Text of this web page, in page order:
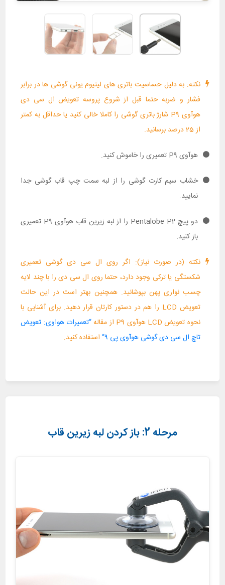
نکته: به دلیل حساسیت باتری های لیتیوم یونی گوشی ها در برابر
فشار و ضربه حتما قبل از شروع پروسه تعویض ال سی دی
هوآوی P9 شارژ باتری گوشی را کاملا خالی کنید یا حداقل به کمتر
از 25 درصد برسانید.
هوآوی P9 تعمیری را خاموش کنید.
خشاب سیم کارت گوشی را از لبه سمت چپ قاب گوشی جدا
نمایید.
دو پیچ Pentalobe P2 را از لبه زیرین قاب هوآوی P9 تعمیری
باز کنید.
نکته (در صورت نیاز): اگر روی ال سی دی گوشی تعمیری
شکستگی یا ترکی وجود دارد، حتما روی ال سی دی را با چند لایه
چسب نواری پهن بپوشانید. همچنین بهتر است در این حالت
تعویض LCD را هم در دستور کارتان قرار دهید. برای آشنایی با
نحوه تعویض LCD هوآوی P9 از مقاله
“تعمیرات هواوی: تعویض
تاچ ال سی دی گوشی هوآوی پی ۹“
استفاده کنید.
مرحله 2: باز کردن لبه زیرین قاب